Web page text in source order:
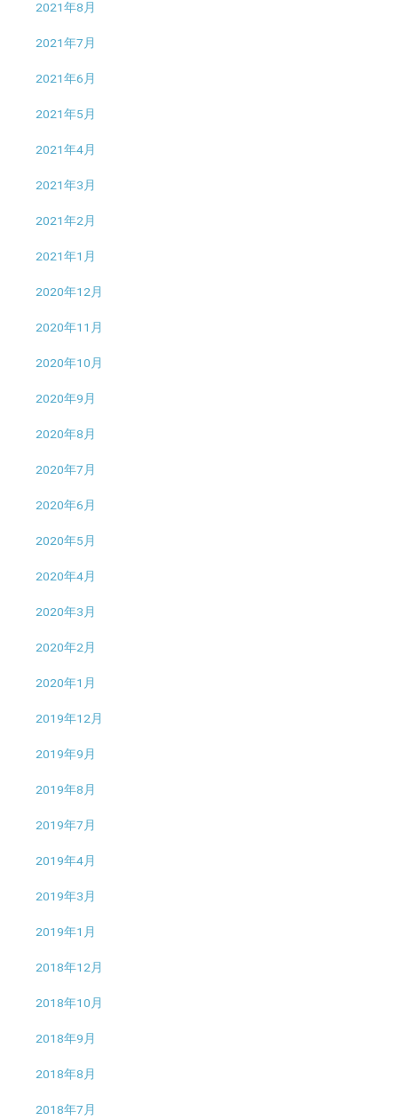
2021年8月
2021年7月
2021年6月
2021年5月
2021年4月
2021年3月
2021年2月
2021年1月
2020年12月
2020年11月
2020年10月
2020年9月
2020年8月
2020年7月
2020年6月
2020年5月
2020年4月
2020年3月
2020年2月
2020年1月
2019年12月
2019年9月
2019年8月
2019年7月
2019年4月
2019年3月
2019年1月
2018年12月
2018年10月
2018年9月
2018年8月
2018年7月